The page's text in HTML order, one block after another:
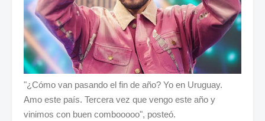
"¿Cómo van pasando el fin de año? Yo en Uruguay.
Amo este país. Tercera vez que vengo este año y
vinimos con buen combooooo", posteó.